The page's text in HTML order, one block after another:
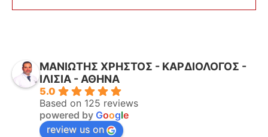
ΜΑΝΙΩΤΗΣ ΧΡΗΣΤΟΣ - ΚΑΡΔΙΟΛΟΓΟΣ -
ΙΛΙΣΙΑ - ΑΘΗΝΑ
5.0
Based on 125 reviews
powered by Google
review us on